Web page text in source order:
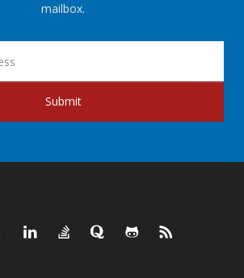
mailbox.
Submit